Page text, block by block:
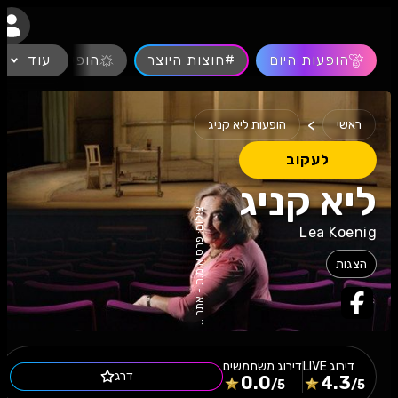
הופעות היום #חוצות היוצר הופעות חיות
עוד
ראשי > הופעות ליא קניג
צ
פ
0
לעקוב
ליא קניג
Lea Koenig
הצגות
דירוג
4.3/5
דירוג משתמשים
0.0/5
דרג